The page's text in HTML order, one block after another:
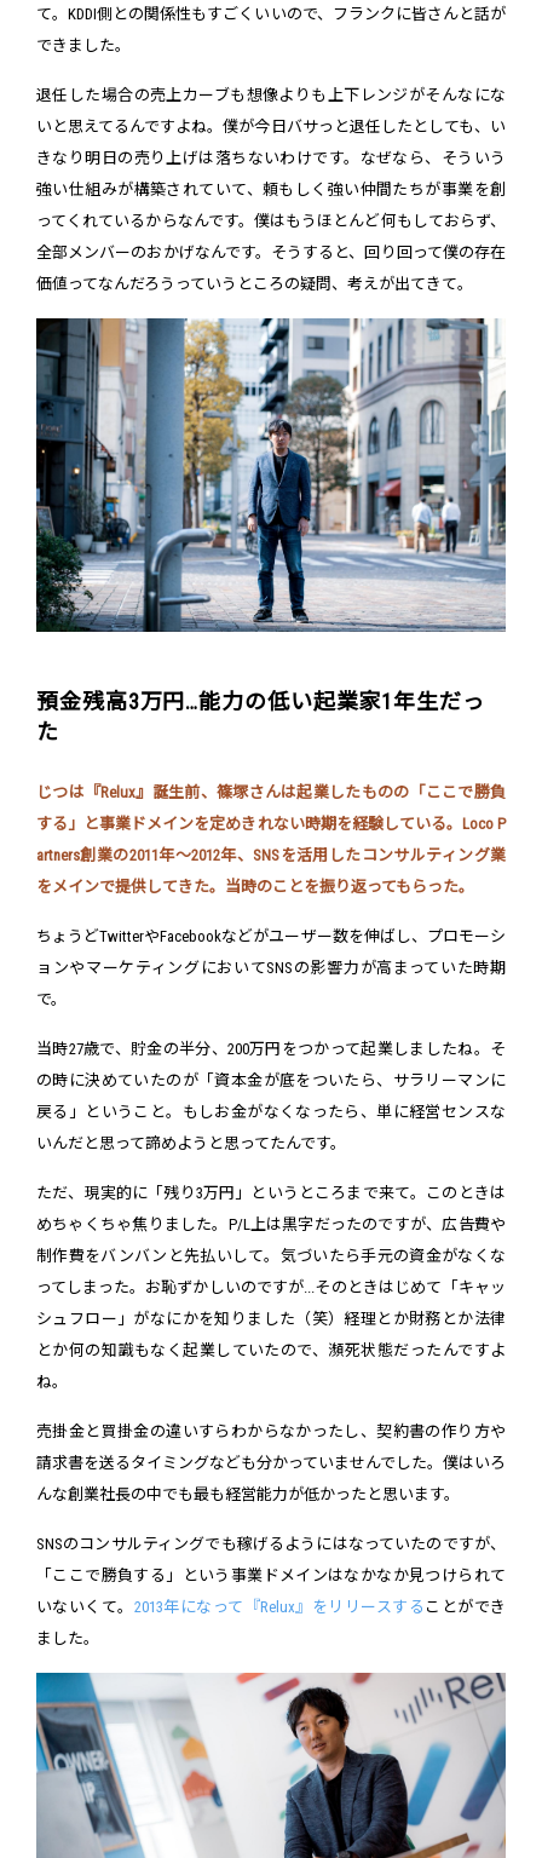
て。KDDI側との関係性もすごくいいので、フランクに皆さんと話が
できました。
退任した場合の売上カーブも想像よりも上下レンジがそんなにな
いと思えてるんですよね。僕が今日バサっと退任したとしても、い
きなり明日の売り上げは落ちないわけです。なぜなら、そういう
強い仕組みが構築されていて、頼もしく強い仲間たちが事業を創
ってくれているからなんです。僕はもうほとんど何もしておらず、
全部メンバーのおかげなんです。そうすると、回り回って僕の存在
価値ってなんだろうっていうところの疑問、考えが出てきて。
預金残高3万円…能力の低い起業家1年生だっ
た
じつは『Relux』誕生前、篠塚さんは起業したものの「ここで勝負
する」と事業ドメインを定めきれない時期を経験している。Loco P
artners創業の2011年～2012年、SNSを活用したコンサルティング業
をメインで提供してきた。当時のことを振り返ってもらった。
ちょうどTwitterやFacebookなどがユーザー数を伸ばし、プロモーシ
ョンやマーケティングにおいてSNSの影響力が高まっていた時期
で。
当時27歳で、貯金の半分、200万円をつかって起業しましたね。そ
の時に決めていたのが「資本金が底をついたら、サラリーマンに
戻る」ということ。もしお金がなくなったら、単に経営センスな
いんだと思って諦めようと思ってたんです。
ただ、現実的に「残り3万円」というところまで来て。このときは
めちゃくちゃ焦りました。P/L上は黒字だったのですが、広告費や
制作費をバンバンと先払いして。気づいたら手元の資金がなくな
ってしまった。お恥ずかしいのですが...そのときはじめて「キャッ
シュフロー」がなにかを知りました（笑）経理とか財務とか法律
とか何の知識もなく起業していたので、瀕死状態だったんですよ
ね。
売掛金と買掛金の違いすらわからなかったし、契約書の作り方や
請求書を送るタイミングなども分かっていませんでした。僕はいろ
んな創業社長の中でも最も経営能力が低かったと思います。
SNSのコンサルティングでも稼げるようにはなっていたのですが、
「ここで勝負する」という事業ドメインはなかなか見つけられて
いないくて。 2013年になって『Relux』をリリースする ことができ
ました。